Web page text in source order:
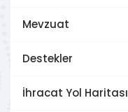
Mevzuat
Destekler
İhracat Yol Haritası